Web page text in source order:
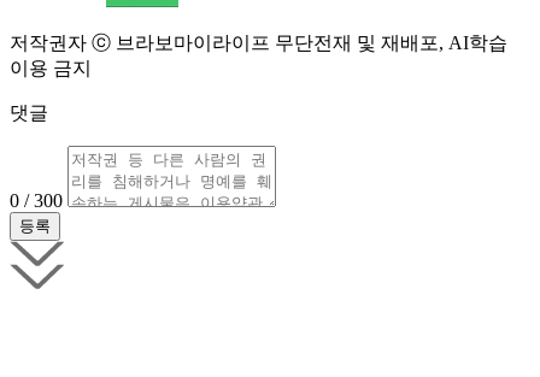
저작권자 ⓒ 브라보마이라이프 무단전재 및 재배포, AI학습
이용 금지
댓글
0 / 300